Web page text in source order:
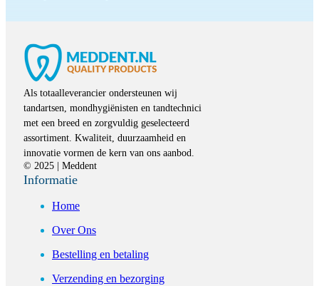
Als totaalleverancier ondersteunen wij
tandartsen, mondhygiënisten en tandtechnici
met een breed en zorgvuldig geselecteerd
assortiment. Kwaliteit, duurzaamheid en
innovatie vormen de kern van ons aanbod.
© 2025 | Meddent
Informatie
Home
Over Ons
Bestelling en betaling
Verzending en bezorging